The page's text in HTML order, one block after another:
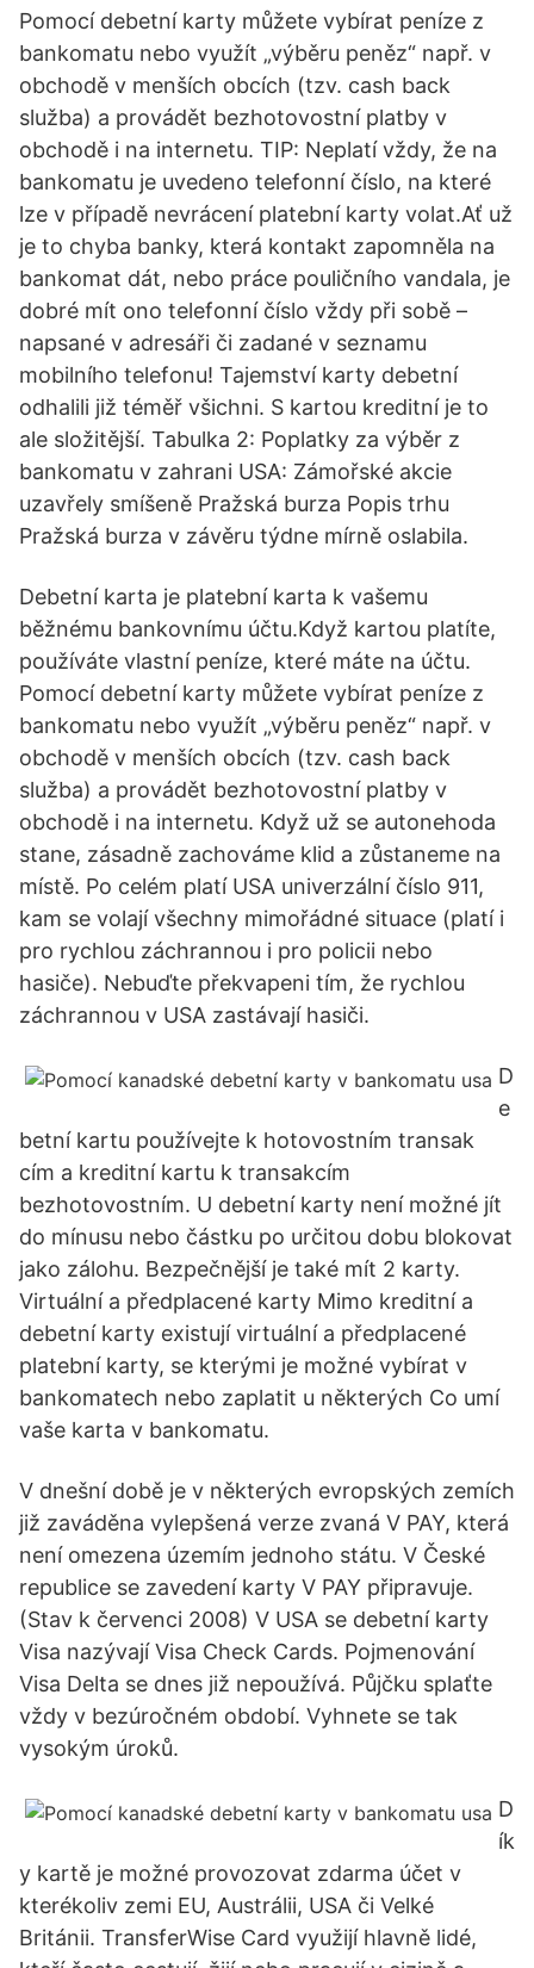
Pomocí debetní karty můžete vybírat peníze z
bankomatu nebo využít „výběru peněz“ např. v
obchodě v menších obcích (tzv. cash back
služba) a provádět bezhotovostní platby v
obchodě i na internetu. TIP: Neplatí vždy, že na
bankomatu je uvedeno telefonní číslo, na které
lze v případě nevrácení platební karty volat.Ať už
je to chyba banky, která kontakt zapomněla na
bankomat dát, nebo práce pouličního vandala, je
dobré mít ono telefonní číslo vždy při sobě –
napsané v adresáři či zadané v seznamu
mobilního telefonu! Tajemství karty debetní
odhalili již téměř všichni. S kartou kreditní je to
ale složitější. Tabulka 2: Poplatky za výběr z
bankomatu v zahrani USA: Zámořské akcie
uzavřely smíšeně Pražská burza Popis trhu
Pražská burza v závěru týdne mírně oslabila.
Debetní karta je platební karta k vašemu
běžnému bankovnímu účtu.Když kartou platíte,
používáte vlastní peníze, které máte na účtu.
Pomocí debetní karty můžete vybírat peníze z
bankomatu nebo využít „výběru peněz“ např. v
obchodě v menších obcích (tzv. cash back
služba) a provádět bezhotovostní platby v
obchodě i na internetu. Když už se autonehoda
stane, zásadně zachováme klid a zůstaneme na
místě. Po celém platí USA univerzální číslo 911,
kam se volají všechny mimořádné situace (platí i
pro rychlou záchrannou i pro policii nebo
hasiče). Nebuďte překvapeni tím, že rychlou
záchrannou v USA zastávají hasiči.
D
e
betní kartu používejte k hotovostním transak
cím a kreditní kartu k transakcím
bezhotovostním. U debetní karty není možné jít
do mínusu nebo částku po určitou dobu blokovat
jako zálohu. Bezpečnější je také mít 2 karty.
Virtuální a předplacené karty Mimo kreditní a
debetní karty existují virtuální a předplacené
platební karty, se kterými je možné vybírat v
bankomatech nebo zaplatit u některých Co umí
vaše karta v bankomatu.
V dnešní době je v některých evropských zemích
již zaváděna vylepšená verze zvaná V PAY, která
není omezena územím jednoho státu. V České
republice se zavedení karty V PAY připravuje.
(Stav k červenci 2008) V USA se debetní karty
Visa nazývají Visa Check Cards. Pojmenování
Visa Delta se dnes již nepoužívá. Půjčku splaťte
vždy v bezúročném období. Vyhnete se tak
vysokým úroků.
D
ík
y kartě je možné provozovat zdarma účet v
kterékoliv zemi EU, Austrálii, USA či Velké
Británii. TransferWise Card využijí hlavně lidé,